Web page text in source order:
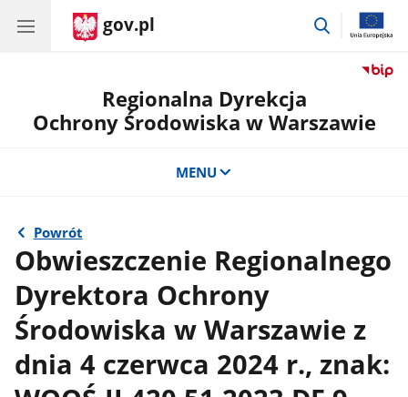
gov.pl
przejdź
Regionalna Dyrekcja
Ochrony Środowiska w Warszawie
MENU
Powrót
Obwieszczenie Regionalnego
Dyrektora Ochrony
Środowiska w Warszawie z
dnia 4 czerwca 2024 r., znak: